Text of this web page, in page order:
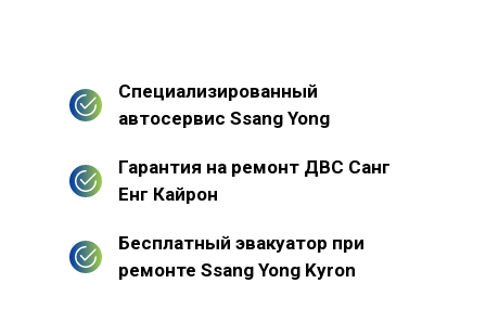
Специализированный
автосервис Ssang Yong
Гарантия на ремонт ДВС Санг
Енг Кайрон
Бесплатный эвакуатор при
ремонте Ssang Yong Kyron